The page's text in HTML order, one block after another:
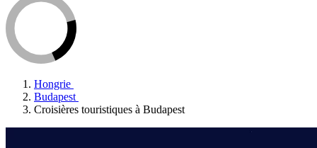
Hongrie
Budapest
Croisières touristiques à Budapest